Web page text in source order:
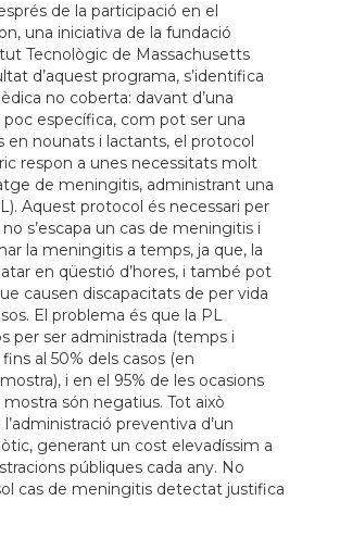
de la participació en el
una iniciativa de la fundació
Tecnològic de Massachusetts
d’aquest programa, s’identifica
no coberta: davant d’una
específica, com pot ser una
en nounats i lactants, el protocol
respon a unes necessitats molt
de meningitis, administrant una
Aquest protocol és necessari per
s’escapa un cas de meningitis i
la meningitis a temps, ja que, la
en qüestió d’hores, i també pot
causen discapacitats de per vida
El problema és que la PL
per ser administrada (temps i
al 50% dels casos (en
i en el 95% de les ocasions
són negatius. Tot això
preventiva d’un
generant un cost elevadíssim a
públiques cada any. No
cas de meningitis detectat justifica